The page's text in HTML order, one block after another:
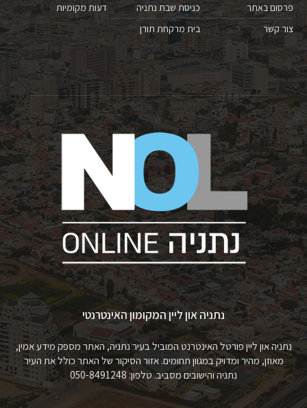
פרסום באתר
צור קשר
כניסת שבת נתניה
בית מרקחת תורן
דעות מקומיות
נתניה און ליין המקומון האינטרנטי
נתניה און ליין פורטל האינטרנט המוביל בעיר נתניה, האתר מספק מידע אמין,
מאוזן, מהיר ומדויק במגוון תחומים. אזור הסיקור של האתר כולל את העיר
נתניה והישובים מסביב. טלפון: 050-8491248